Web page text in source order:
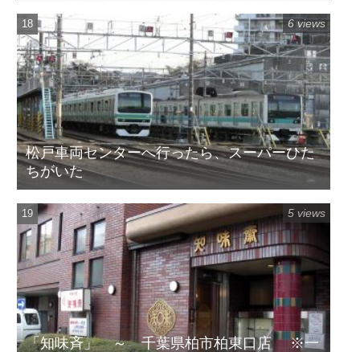
松戸車両センターへ行ったら、スーパーひた
ちがいた
6 views
「知味斉」 ～ 千葉県柏市柏東口店 ※一
5 views